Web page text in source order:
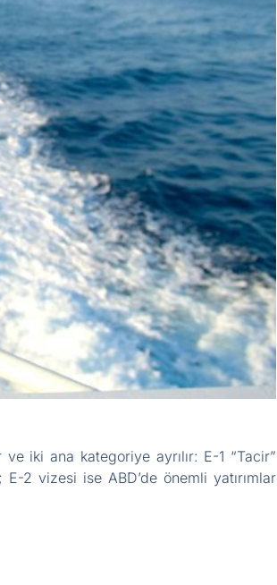
iki ana kategoriye ayrılır: E-1 “Tacir”
2 vizesi ise ABD’de önemli yatırımlar